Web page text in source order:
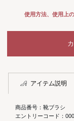
使用方法、使用上
アイテム説明
商品番号：靴ブラシ
エントリーコード：